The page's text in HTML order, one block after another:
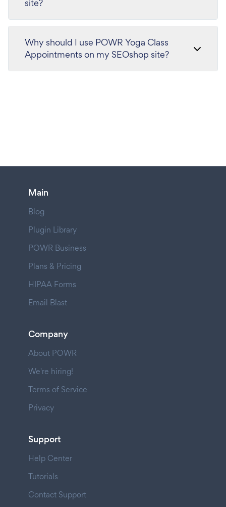
site?
Why should I use POWR Yoga Class
Appointments on my SEOshop site?
Main
Blog
Plugin Library
POWR Business
Plans & Pricing
HIPAA Forms
Email Blast
Company
About POWR
We're hiring!
Terms of Service
Privacy
Support
Help Center
Tutorials
Contact Support